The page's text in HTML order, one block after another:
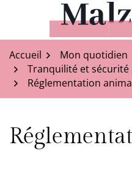
contenu
Accueil
Mon quotidien
Tranquilité et sécurité
Réglementation